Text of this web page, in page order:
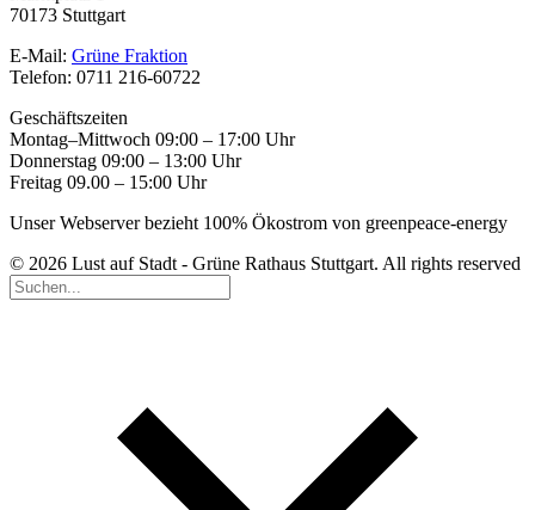
70173 Stuttgart
E-Mail: Grüne Fraktion
Telefon: 0711 216-60722
Geschäftszeiten
Montag–Mittwoch 09:00 – 17:00 Uhr
Donnerstag 09:00 – 13:00 Uhr
Freitag 09.00 – 15:00 Uhr
Unser Webserver bezieht 100% Ökostrom von greenpeace-energy
© 2026 Lust auf Stadt - Grüne Rathaus Stuttgart. All rights reserved